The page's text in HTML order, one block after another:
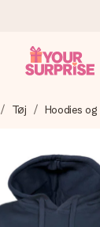
omhu og
+15.000
Tøj Hoodies